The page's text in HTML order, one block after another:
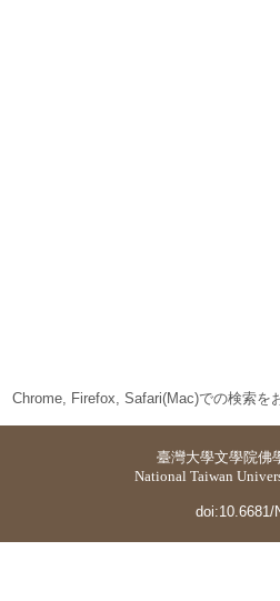
Chrome, Firefox, Safari(Mac)での検索を
臺灣大學文學院佛
National Taiwan
doi:10.6681/